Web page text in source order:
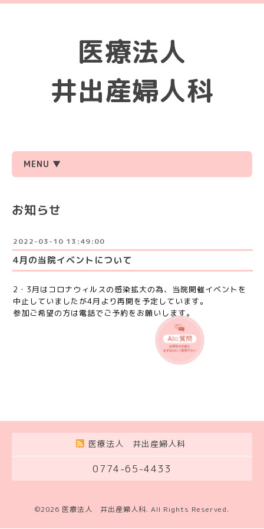
医療法人
井出産婦人科
MENU ▼
お知らせ
2022-03-10 13:49:00
4月の当院イベントについて
2・3月はコロナウィルスの感染拡大の為、当院開催イベントを
中止していましたが4月より再開を予定しています。
参加ご希望の方は電話でご予約をお願いします。
医療法人 井出産婦人科
0774-65-4433
©2026 医療法人 井出産婦人科. All Rights Reserved.